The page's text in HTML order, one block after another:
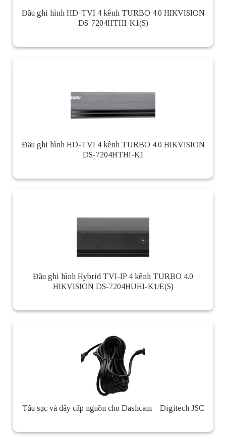
Đầu ghi hình HD-TVI 4 kênh TURBO 4.0 HIKVISION
DS-7204HTHI-K1(S)
Đầu ghi hình HD-TVI 4 kênh TURBO 4.0 HIKVISION
DS-7204HTHI-K1
Đầu ghi hình Hybrid TVI-IP 4 kênh TURBO 4.0
HIKVISION DS-7204HUHI-K1/E(S)
Tẩu sạc và dây cấp nguồn cho Dashcam – Digitech JSC